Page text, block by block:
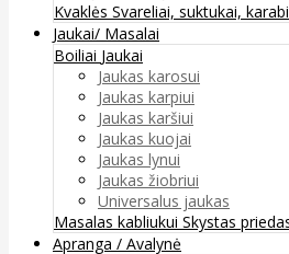
Kvaklės Svareliai, suktukai,
Jaukai/ Masalai
Boiliai Jaukai
Jaukas karosui
Jaukas karpiui
Jaukas karšiui
Jaukas kuojai
Jaukas lynui
Jaukas žiobriui
Universalus jaukas
Masalas kabliukui Skystas
Apranga / Avalynė